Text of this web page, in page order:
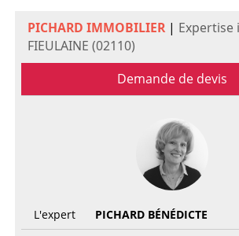
PICHARD IMMOBILIER|
FIEULAINE (02110)
Demande de devis
L'expert
PICHARD BÉNÉDICTE